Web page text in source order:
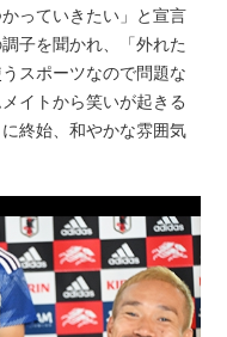
っていきたい」と宣言
子を聞かれ、「外れた
スポーツなので問題な
イトから笑いが起きる
終始、和やかな雰囲気